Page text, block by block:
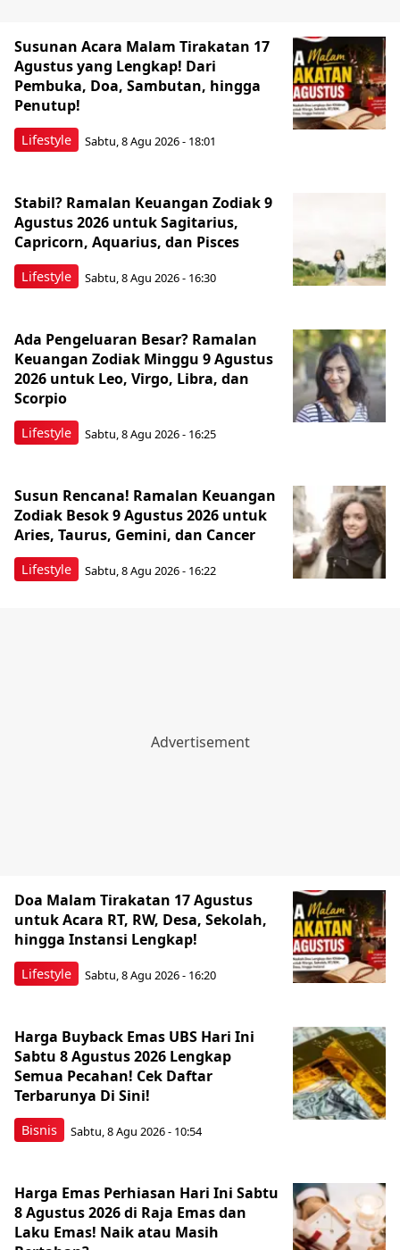
Lifestyle
Susunan Acara Malam Tirakatan 17
Agustus yang Lengkap! Dari
Pembuka, Doa, Sambutan, hingga
Penutup!
Sabtu, 8 Agu 2026 - 18:01
Lifestyle
Stabil? Ramalan Keuangan Zodiak 9
Agustus 2026 untuk Sagitarius,
Capricorn, Aquarius, dan Pisces
Sabtu, 8 Agu 2026 - 16:30
Lifestyle
Ada Pengeluaran Besar? Ramalan
Keuangan Zodiak Minggu 9 Agustus
2026 untuk Leo, Virgo, Libra, dan
Scorpio
Sabtu, 8 Agu 2026 - 16:25
Lifestyle
Susun Rencana! Ramalan Keuangan
Zodiak Besok 9 Agustus 2026 untuk
Aries, Taurus, Gemini, dan Cancer
Sabtu, 8 Agu 2026 - 16:22
Lifestyle
Doa Malam Tirakatan 17 Agustus
untuk Acara RT, RW, Desa, Sekolah,
hingga Instansi Lengkap!
Sabtu, 8 Agu 2026 - 16:20
Bisnis
Harga Buyback Emas UBS Hari Ini
Sabtu 8 Agustus 2026 Lengkap
Semua Pecahan! Cek Daftar
Terbarunya Di Sini!
Sabtu, 8 Agu 2026 - 10:54
Harga Emas Perhiasan Hari Ini Sabtu
8 Agustus 2026 di Raja Emas dan
Laku Emas! Naik atau Masih